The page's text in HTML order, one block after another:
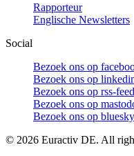
Rapporteur
Englische Newsletters
Social
Bezoek ons op
Bezoek ons op
Bezoek ons op rss-feed
Bezoek ons op
Bezoek ons op bluesky
© 2026 Euractiv DE. All